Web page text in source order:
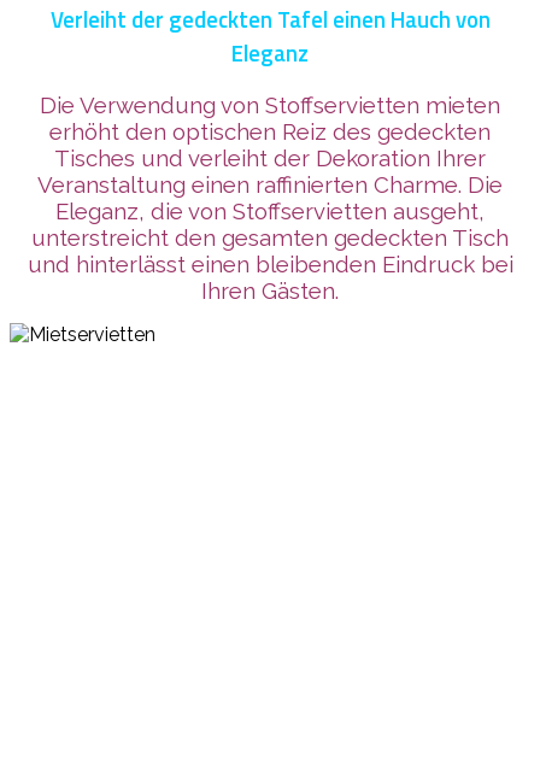
Verleiht der gedeckten Tafel einen Hauch von
Eleganz
Die Verwendung von Stoffservietten mieten
erhöht den optischen Reiz des gedeckten
Tisches und verleiht der Dekoration Ihrer
Veranstaltung einen raffinierten Charme. Die
Eleganz, die von Stoffservietten ausgeht,
unterstreicht den gesamten gedeckten Tisch
und hinterlässt einen bleibenden Eindruck bei
Ihren Gästen.